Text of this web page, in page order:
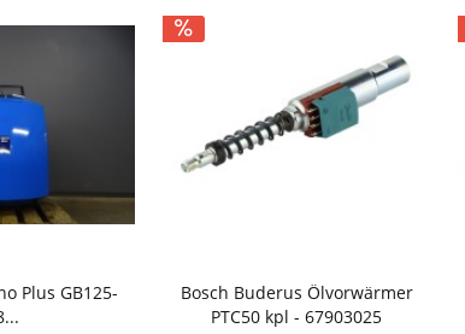
Plus GB125-
Bosch Buderus Ölvorwärmer
PTC50 kpl - 67903025